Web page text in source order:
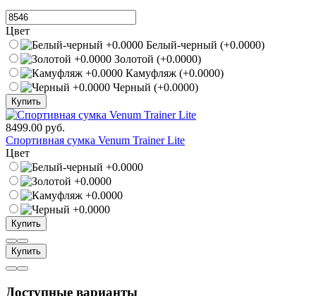
Цвет
Белый-черный (+0.0000)
Золотой (+0.0000)
Камуфляж (+0.0000)
Черный (+0.0000)
Купить
8499.00 руб.
Спортивная сумка Venum Trainer Lite
Цвет
Купить
Купить
Доступные варианты